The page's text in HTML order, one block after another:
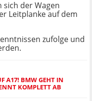
der Wagen
Leitplanke auf dem
zufolge und
A17! BMW GEHT IN
KOMPLETT AB